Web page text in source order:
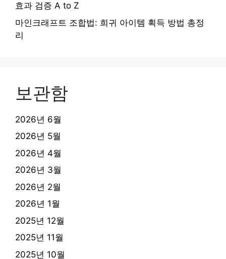
효과 검증 A to Z
마인크래프트 조합법: 희귀 아이템 획득 방법 총정
리
보관함
2026년 6월
2026년 5월
2026년 4월
2026년 3월
2026년 2월
2026년 1월
2025년 12월
2025년 11월
2025년 10월